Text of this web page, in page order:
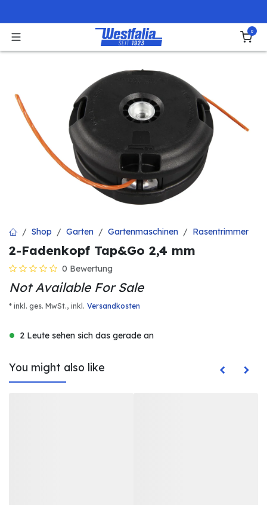
0
Shop Garten Gartenmaschinen Rasentrimmer
2-Fadenkopf Tap&Go 2,4 mm
0 Bewertung
Not Available For Sale
* inkl. ges. MwSt., inkl. Versandkosten
2 Leute sehen sich das gerade an
You might also like